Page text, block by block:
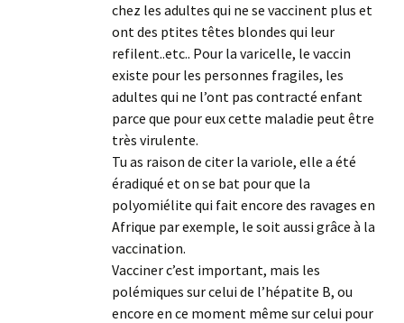
chez les adultes qui ne se vaccinent plus et
ont des ptites têtes blondes qui leur
refilent..etc.. Pour la varicelle, le vaccin
existe pour les personnes fragiles, les
adultes qui ne l’ont pas contracté enfant
parce que pour eux cette maladie peut être
très virulente.
Tu as raison de citer la variole, elle a été
éradiqué et on se bat pour que la
polyomiélite qui fait encore des ravages en
Afrique par exemple, le soit aussi grâce à la
vaccination.
Vacciner c’est important, mais les
polémiques sur celui de l’hépatite B, ou
encore en ce moment même sur celui pour